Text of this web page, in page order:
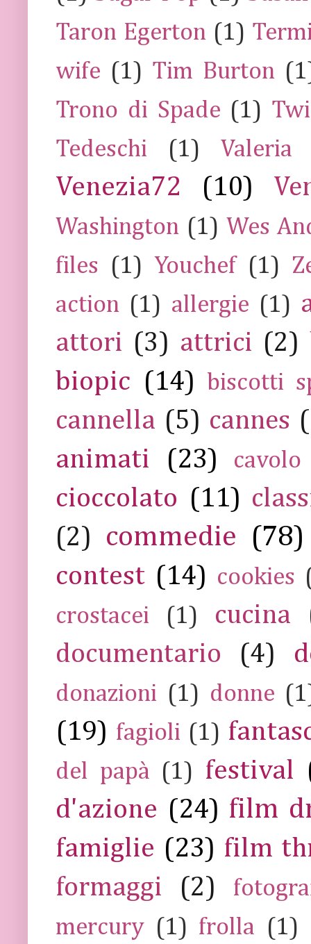
Taron Egerton (1)
wife (1) Tim Burton
Trono di Spade (1)
Tedeschi
(1) Valeria
Venezia72 (10)
Washington (1) Wes
files
(1) Youchef (1)
action (1) allergie (1)
attori (3) attrici (2)
biopic (14) biscotti
cannella (5) cannes
animati
(23) cavolo
cioccolato (11)
(2)
commedie (78)
contest (14) cookies
crostacei
(1) cucina
documentario
(4)
donazioni (1) donne
(19) fagioli (1)
del papà (1) festival
d'azione (24) film
famiglie (23) film
formaggi
(2)
mercury (1) frolla (1)